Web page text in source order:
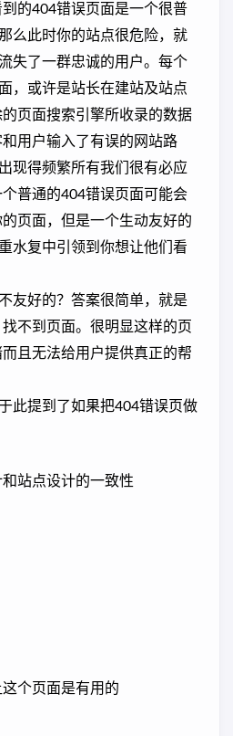
的404错误页面是一个很普
么此时你的站点很危险，就
失了一群忠诚的用户。每个
，或许是站长在建站及站点
页面搜索引擎所收录的数据
用户输入了有误的网站路
现得频繁所有我们很有必应
普通的404错误页面可能会
页面，但是一个生动友好的
水复中引领到你想让他们看
友好的？答案很简单，就是
不到页面。很明显这样的页
且无法给用户提供真正的帮
此提到了如果把404错误页做
站点设计的一致性
个页面是有用的